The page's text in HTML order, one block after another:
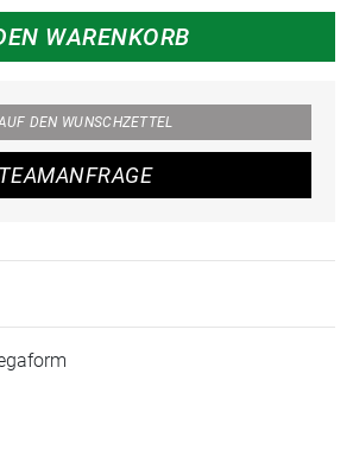
WARENKORB
DEN WUNSCHZETTEL
TEAMANFRAGE